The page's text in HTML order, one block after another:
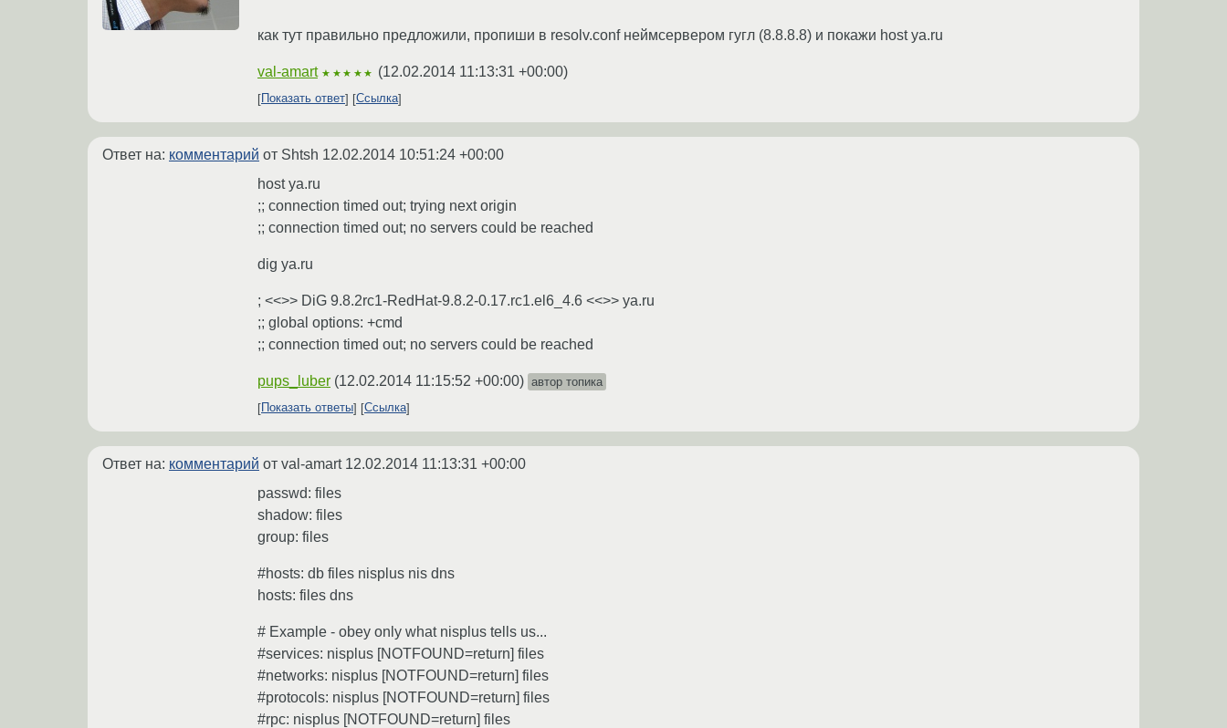
как тут правильно предложили, пропиши в resolv.conf неймсервером гугл (8.8.8.8) и покажи host ya.ru
val-amart ★★★★★ (12.02.2014 11:13:31 +00:00)
Показать ответ Ссылка
Ответ на: комментарий от Shtsh 12.02.2014 10:51:24 +00:00
host ya.ru
;; connection timed out; trying next origin
;; connection timed out; no servers could be reached
dig ya.ru
; <<>> DiG 9.8.2rc1-RedHat-9.8.2-0.17.rc1.el6_4.6 <<>> ya.ru
;; global options: +cmd
;; connection timed out; no servers could be reached
pups_luber (12.02.2014 11:15:52 +00:00) автор топика
Показать ответы
Ссылка
Ответ на: комментарий от val-amart 12.02.2014 11:13:31 +00:00
passwd: files
shadow: files
group: files
#hosts: db files nisplus nis dns
hosts: files dns
# Example - obey only what nisplus tells us...
#services: nisplus [NOTFOUND=return] files
#networks: nisplus [NOTFOUND=return] files
#protocols: nisplus [NOTFOUND=return] files
#rpc: nisplus [NOTFOUND=return] files